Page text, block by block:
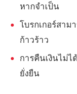
หากจำเป็น
โบรกเกอร์สาม
ก้าวร้าว
การคืนเงินไม่ไ
ยั่งยืน